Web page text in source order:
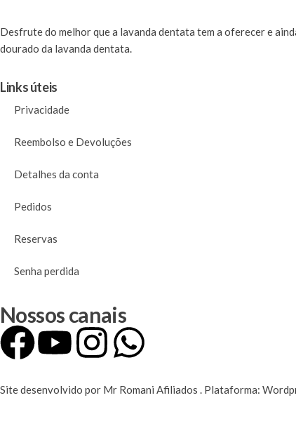
Desfrutedo melhor que a lavanda dentata tem a oferecer e
dourado da lavanda dentata.
Links úteis
Privacidade
Reembolso e Devoluções
Detalhes da conta
Pedidos
Reservas
Senha perdida
Nossos canais
Site desenvolvido por Mr Romani Afiliados . Plataforma: